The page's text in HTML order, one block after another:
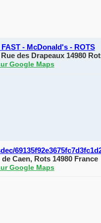
FAST - McDonald's - ROTS
Rue des Drapeaux 14980
Google Maps
de Caen, Rots 14980 France
Google Maps